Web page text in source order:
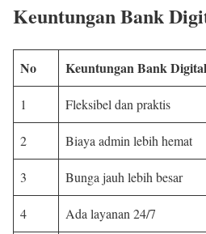
Keuntungan Bank
No Keuntungan Bank Digital
1 Fleksibel dan praktis
2 Biaya admin lebih hemat
3 Bunga jauh lebih besar
4 Ada layanan 24/7